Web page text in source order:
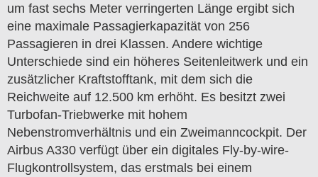
um fast sechs Meter verringerten Länge ergibt sich
eine maximale Passagierkapazität von 256
Passagieren in drei Klassen. Andere wichtige
Unterschiede sind ein höheres Seitenleitwerk und ein
zusätzlicher Kraftstofftank, mit dem sich die
Reichweite auf 12.500 km erhöht. Es besitzt zwei
Turbofan-Triebwerke mit hohem
Nebenstromverhältnis und ein Zweimanncockpit. Der
Airbus A330 verfügt über ein digitales Fly-by-wire-
Flugkontrollsystem, das erstmals bei einem